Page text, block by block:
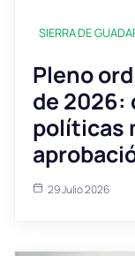
SIERRA DE
Pleno
de 2026:
políticas
29 Julio 2026